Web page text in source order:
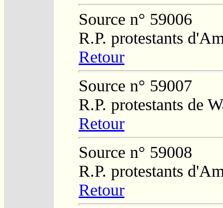
Source n° 59006
R.P. protestants
Retour
Source n° 59007
R.P. protestants de
Retour
Source n° 59008
R.P. protestants
Retour